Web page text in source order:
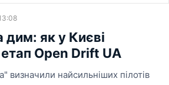
дим: як у Києві
Open Drift UA
визначили найсильніших пілотів